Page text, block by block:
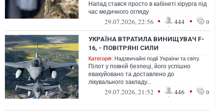
Напад стався просто в кабінеті хірурга під
час медичного огляду
29.07.2026, 22:56 • 444 • 0
УКРАЇНА ВТРАТИЛА ВИНИЩУВАЧ F-
16, - ПОВІТРЯНІ СИЛИ
Категорія: Надзвичайні події України та світу.
Пілот у повній безпеці, його успішно
евакуйовано та доставлено до
лікувального закладу...
29.07.2026, 21:52 • 446 • 0